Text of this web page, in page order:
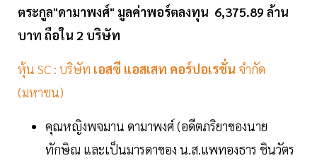
ตระกูล"ดามาพงศ์" มูลค่าพอร์ตลงทุน 6,375.89 ล้าน
บาท ถือใน 2 บริษัท
หุ้น SC : บริษัท เอสซี แอสเสท คอร์ปอเรชั่น จำกัด
(มหาชน)
คุณหญิงพจมาน ดามาพงศ์ (อดีตภริยาของนาย
ทักษิณ และเป็นมารดาของ น.ส.แพทองธาร ชินวัตร